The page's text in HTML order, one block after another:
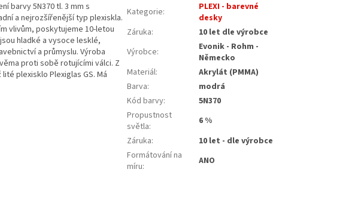
barvy 5N370 tl. 3 mm s
a nejrozšířenější typ plexiskla.
vlivům, poskytujeme 10-letou
hladké a vysoce lesklé,
a průmyslu. Výroba
proti sobě rotujícími válci. Z
plexisklo Plexiglas GS. Má
Kategorie:
PLEXI - barevné
desky
Záruka:
10 let dle výrobce
Výrobce:
Evonik - Rohm -
Německo
Materiál:
Akrylát (PMMA)
Barva:
modrá
Kód barvy:
5N370
Propustnost
světla:
6 %
Záruka:
10 let - dle výrobce
Formátování na
míru: ANO